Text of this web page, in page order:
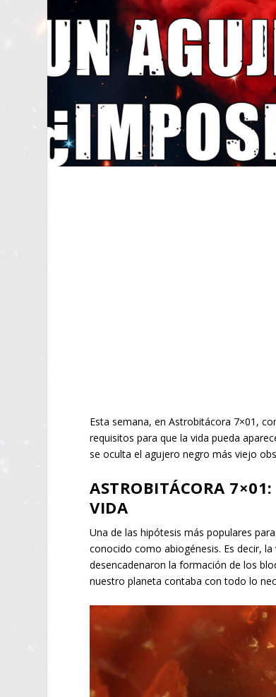
Esta semana, en Astrobitácora 7×01,
requisitos para que la vida pueda
se oculta el agujero negro más viejo
ASTROBITÁCORA
VIDA
Una de las hipótesis más populares
conocido como abiogénesis. Es decir,
desencadenaron la formación de los
nuestro planeta contaba con todo lo